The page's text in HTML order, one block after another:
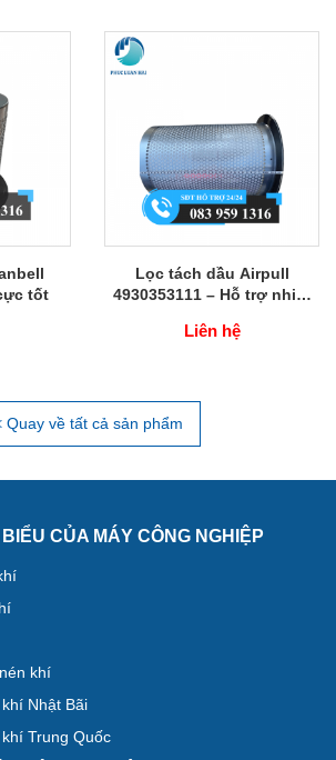
tốt
Lọc tách dầu Airpull
4930353111 – Hỗ trợ nhiệt
Liên hệ
Quay về tất cả sản phẩm
CỦA MÁY CÔNG NGHIỆP
khí
Nhật Bãi
Trung Quốc